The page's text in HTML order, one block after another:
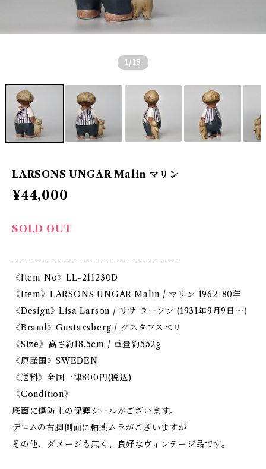
1 /15
LARSONS UNGAR Malin マリン
¥44,000
SOLD OUT
------------------------------------------
《Item No》LL-211230D
《Item》LARSONS UNGAR Malin / マリン 1962-80年
《Design》Lisa Larson / リサ ラーソン (1931年9月9日〜)
《Brand》Gustavsberg / グスタフスベリ
《Size》高さ約18.5cm / 重量約552g
《原産国》SWEDEN
《送料》全国一律800円(税込)
《Condition》
底面に傷防止の保護シールがございます。
デニムの右脚側面に釉薬ムラがございますが
その他、ダメージも無く、良好なヴィンテージ品です。